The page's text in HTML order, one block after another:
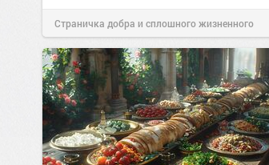
Страничка добра и сплошного жизненного
позитива!00:28Вчера